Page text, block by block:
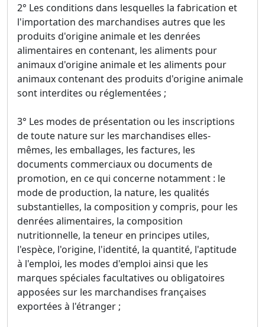
2° Les conditions dans lesquelles la fabrication et
l'importation des marchandises autres que les
produits d'origine animale et les denrées
alimentaires en contenant, les aliments pour
animaux d'origine animale et les aliments pour
animaux contenant des produits d'origine animale
sont interdites ou réglementées ;
3° Les modes de présentation ou les inscriptions
de toute nature sur les marchandises elles-
mêmes, les emballages, les factures, les
documents commerciaux ou documents de
promotion, en ce qui concerne notamment : le
mode de production, la nature, les qualités
substantielles, la composition y compris, pour les
denrées alimentaires, la composition
nutritionnelle, la teneur en principes utiles,
l'espèce, l'origine, l'identité, la quantité, l'aptitude
à l'emploi, les modes d'emploi ainsi que les
marques spéciales facultatives ou obligatoires
apposées sur les marchandises françaises
exportées à l'étranger ;